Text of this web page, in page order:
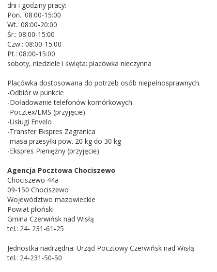
dni i godziny pracy:
Pon.: 08:00-15:00
Wt.: 08:00-20:00
Śr.: 08:00-15:00
Czw.: 08:00-15:00
Pt.: 08:00-15:00
soboty, niedziele i święta: placówka nieczynna
Placówka dostosowana do potrzeb osób niepełnosprawnych.
-Odbiór w punkcie
-Doładowanie telefonów komórkowych
-Pocztex/EMS (przyjęcie).
-Usługi Envelo
-Transfer Ekspres Zagranica
-masa przesyłki pow. 20 kg do 30 kg
-Ekspres Pieniężny (przyjęcie)
Agencja Pocztowa Chociszewo
Chociszewo 44a
09-150 Chociszewo
Województwo mazowieckie
Powiat płoński
Gmina Czerwińsk nad Wisłą
tel.: 24- 231-61-25
Jednostka nadrzędna: Urząd Pocztowy Czerwińsk nad Wisłą
tel.: 24-231-50-50